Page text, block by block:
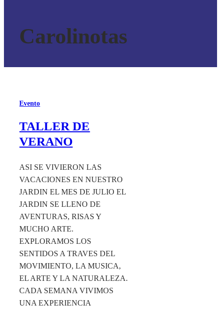
Carolinotas
Evento
TALLER DE
VERANO
ASI SE VIVIERON LAS
VACACIONES EN NUESTRO
JARDIN EL MES DE JULIO EL
JARDIN SE LLENO DE
AVENTURAS, RISAS Y
MUCHO ARTE.
EXPLORAMOS LOS
SENTIDOS A TRAVES DEL
MOVIMIENTO, LA MUSICA,
EL ARTE Y LA NATURALEZA.
CADA SEMANA VIVIMOS
UNA EXPERIENCIA